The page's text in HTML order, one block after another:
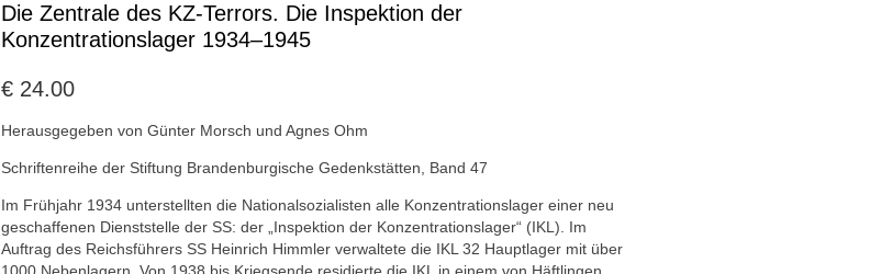
Die Zentrale des KZ-Terrors. Die Inspektion der
Konzentrationslager 1934–1945
€ 24.00
Herausgegeben von Günter Morsch und Agnes Ohm
Schriftenreihe der Stiftung Brandenburgische Gedenkstätten, Band 47
Im Frühjahr 1934 unterstellten die Nationalsozialisten alle Konzentrationslager einer neu
geschaffenen Dienststelle der SS: der „Inspektion der Konzentrationslager“ (IKL). Im
Auftrag des Reichsführers SS Heinrich Himmler verwaltete die IKL 32 Hauptlager mit über